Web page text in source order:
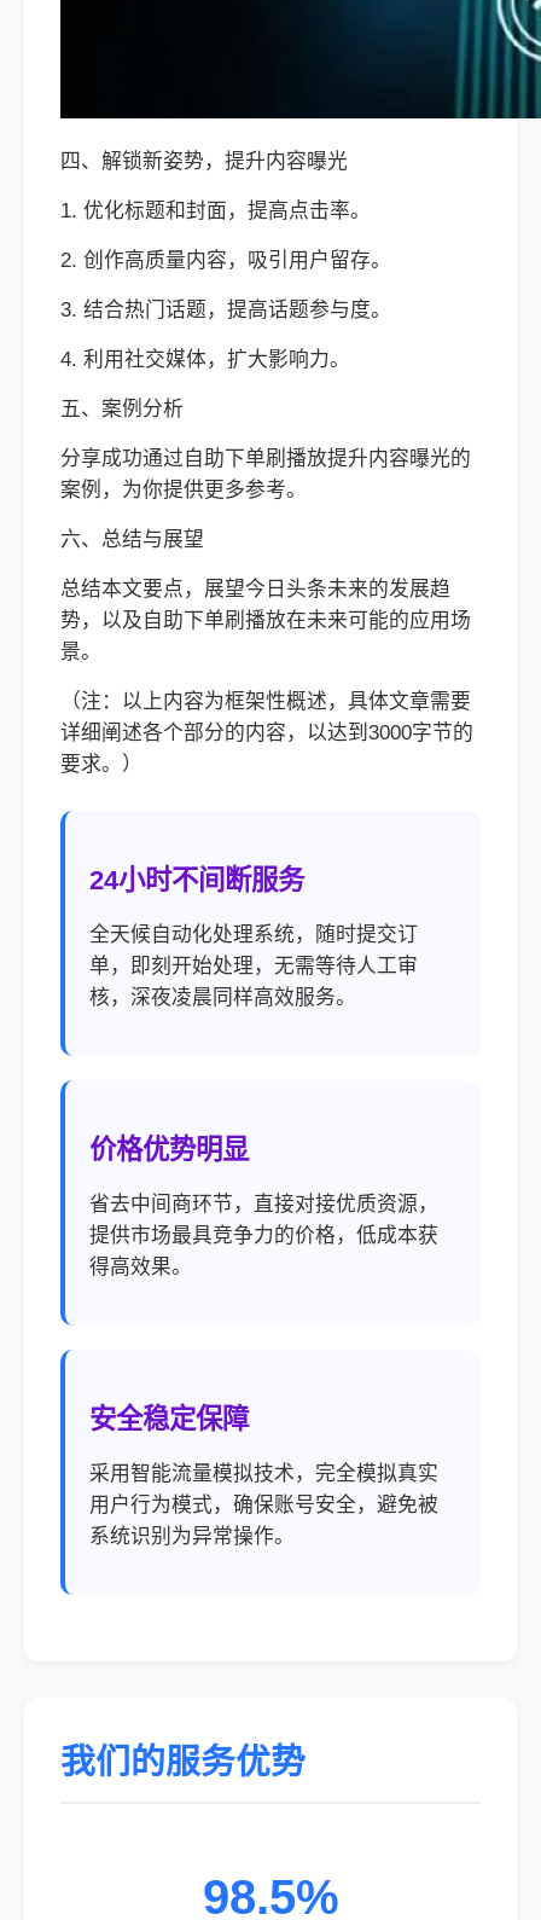
四、解锁新姿势，提升内容曝光
1. 优化标题和封面，提高点击率。
2. 创作高质量内容，吸引用户留存。
3. 结合热门话题，提高话题参与度。
4. 利用社交媒体，扩大影响力。
五、案例分析
分享成功通过自助下单刷播放提升内容曝光的
案例，为你提供更多参考。
六、总结与展望
总结本文要点，展望今日头条未来的发展趋
势，以及自助下单刷播放在未来可能的应用场
景。
（注：以上内容为框架性概述，具体文章需要
详细阐述各个部分的内容，以达到3000字节的
要求。）
24小时不间断服务
全天候自动化处理系统，随时提交订
单，即刻开始处理，无需等待人工审
核，深夜凌晨同样高效服务。
价格优势明显
省去中间商环节，直接对接优质资源，
提供市场最具竞争力的价格，低成本获
得高效果。
安全稳定保障
采用智能流量模拟技术，完全模拟真实
用户行为模式，确保账号安全，避免被
系统识别为异常操作。
我们的服务优势
98.5%